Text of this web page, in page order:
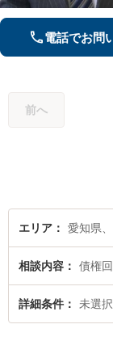
電話でお問
前へ
エリア 愛知県
相談内容 債権
詳細条件 未選択